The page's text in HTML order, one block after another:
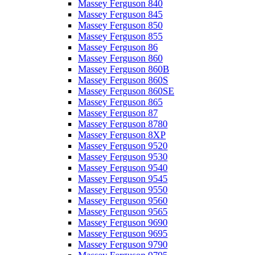
Massey Ferguson 840
Massey Ferguson 845
Massey Ferguson 850
Massey Ferguson 855
Massey Ferguson 86
Massey Ferguson 860
Massey Ferguson 860B
Massey Ferguson 860S
Massey Ferguson 860SE
Massey Ferguson 865
Massey Ferguson 87
Massey Ferguson 8780
Massey Ferguson 8XP
Massey Ferguson 9520
Massey Ferguson 9530
Massey Ferguson 9540
Massey Ferguson 9545
Massey Ferguson 9550
Massey Ferguson 9560
Massey Ferguson 9565
Massey Ferguson 9690
Massey Ferguson 9695
Massey Ferguson 9790